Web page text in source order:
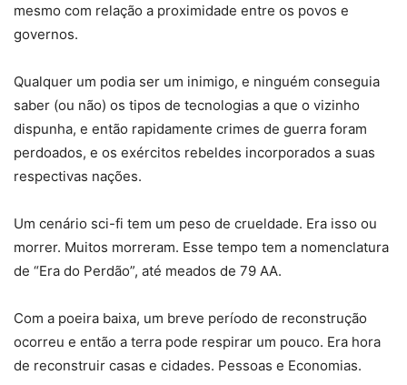
mesmo com relação a proximidade entre os povos e
governos.
Qualquer um podia ser um inimigo, e ninguém conseguia
saber (ou não) os tipos de tecnologias a que o vizinho
dispunha, e então rapidamente crimes de guerra foram
perdoados, e os exércitos rebeldes incorporados a suas
respectivas nações.
Um cenário sci-fi tem um peso de crueldade. Era isso ou
morrer. Muitos morreram. Esse tempo tem a nomenclatura
de “Era do Perdão”, até meados de 79 AA.
Com a poeira baixa, um breve período de reconstrução
ocorreu e então a terra pode respirar um pouco. Era hora
de reconstruir casas e cidades. Pessoas e Economias.